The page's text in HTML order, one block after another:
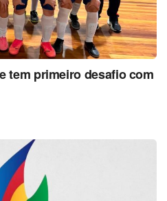
tem primeiro desafio com